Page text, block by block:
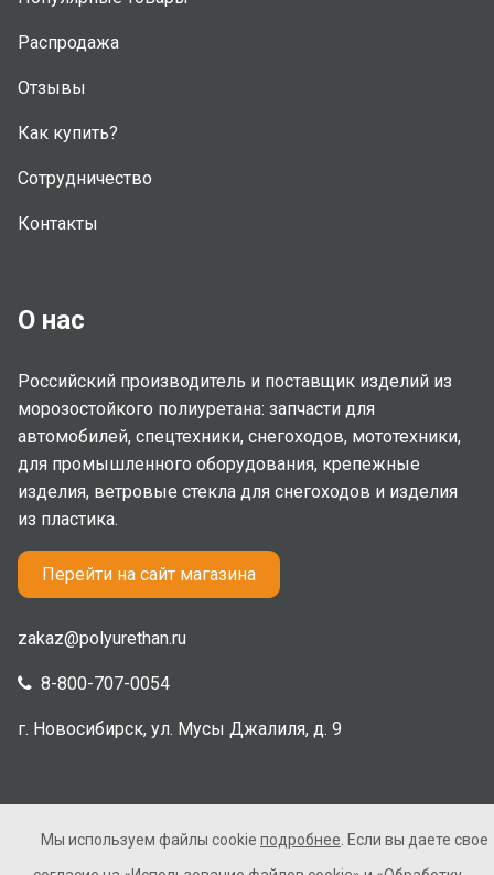
Распродажа
Отзывы
Как купить?
Сотрудничество
Контакты
О нас
Российский производитель и поставщик изделий из
морозостойкого полиуретана: запчасти для
автомобилей, спецтехники, снегоходов, мототехники,
для промышленного оборудования, крепежные
изделия, ветровые стекла для снегоходов и изделия
из пластика.
Перейти на сайт магазина
zakaz@polyurethan.ru
8-800-707-0054
г. Новосибирск, ул. Мусы Джалиля, д. 9
2005-2026 © Полиуретан. Все права защищены. Не
Мы используем файлы cookie подробнее . Если вы даете свое